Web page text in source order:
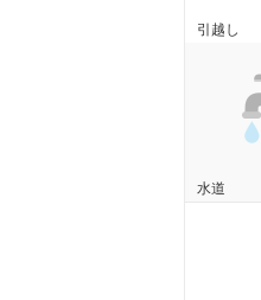
引越し
水道